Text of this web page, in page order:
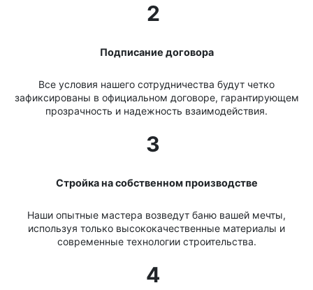
2
Подписание договора
Все условия нашего сотрудничества будут четко
зафиксированы в официальном договоре, гарантирующем
прозрачность и надежность взаимодействия.
3
Стройка на собственном производстве
Наши опытные мастера возведут баню вашей мечты,
используя только высококачественные материалы и
современные технологии строительства.
4